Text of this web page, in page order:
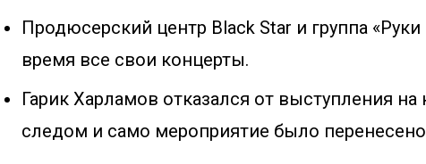
Продюсерский центр Black Star и группа
время все свои концерты.
Гарик Харламов отказался от выступления на
следом и само мероприятие было